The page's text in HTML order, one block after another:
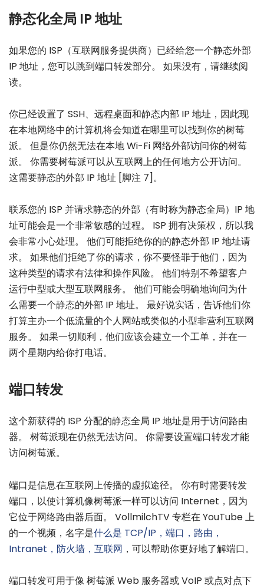
静态化全局 IP 地址
如果您的 ISP（互联网服务提供商）已经给您一个静态外部
IP 地址，您可以跳到端口转发部分。 如果没有，请继续阅
读。
你已经设置了 SSH、远程桌面和静态内部 IP 地址，因此现
在本地网络中的计算机将会知道在哪里可以找到你的树莓
派。 但是你仍然无法在本地 Wi-Fi 网络外部访问你的树莓
派。 你需要树莓派可以从互联网上的任何地方公开访问。
这需要静态的外部 IP 地址 [脚注 7]。
联系您的 ISP 并请求静态的外部（有时称为静态全局）IP 地
址可能会是一个非常敏感的过程。 ISP 拥有决策权，所以我
会非常小心处理。 他们可能拒绝你的的静态外部 IP 地址请
求。 如果他们拒绝了你的请求，你不要怪罪于他们，因为
这种类型的请求有法律和操作风险。 他们特别不希望客户
运行中型或大型互联网服务。 他们可能会明确地询问为什
么需要一个静态的外部 IP 地址。 最好说实话，告诉他们你
打算主办一个低流量的个人网站或类似的小型非营利互联网
服务。 如果一切顺利，他们应该会建立一个工单，并在一
两个星期内给你打电话。
端口转发
这个新获得的 ISP 分配的静态全局 IP 地址是用于访问路由
器。 树莓派现在仍然无法访问。 你需要设置端口转发才能
访问树莓派。
端口是信息在互联网上传播的虚拟途径。 你有时需要转发
端口，以使计算机像树莓派一样可以访问 Internet，因为
它位于网络路由器后面。 VollmilchTV 专栏在 YouTube 上
的一个视频，名字是什么是 TCP/IP，端口，路由，
Intranet，防火墙，互联网 ，可以帮助你更好地了解端口。
端口转发可用于像 树莓派 Web 服务器或 VoIP 或点对点下